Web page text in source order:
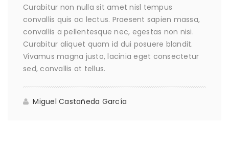
Curabitur non nulla sit amet nisl tempus
convallis quis ac lectus. Praesent sapien massa,
convallis a pellentesque nec, egestas non nisi.
Curabitur aliquet quam id dui posuere blandit.
Vivamus magna justo, lacinia eget consectetur
sed, convallis at tellus.
Miguel Castañeda García